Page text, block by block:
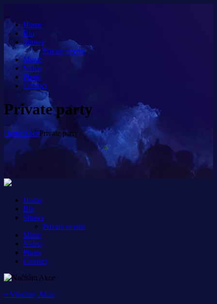
Home
Bio
Shows
Private events
Music
Video
Photo
Contact
Private party
HomeAkcePrivate party
Home
Bio
Shows
Private events
Music
Video
Photo
Contact
« Všechny Akce